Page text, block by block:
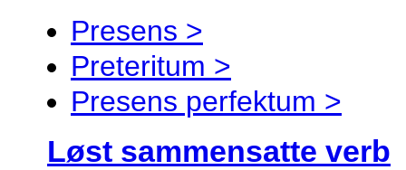
Presens >
Preteritum >
Presens perfektum >
Løst sammensatte verb